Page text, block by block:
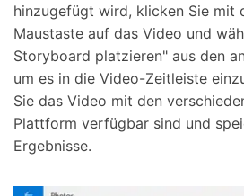
hinzugefügt wird, klicken Sie mit
Maustaste auf das Video und
Storyboard platzieren" aus den
um es in die Video-Zeitleiste
Sie das Video mit den
Plattform verfügbar sind und
Ergebnisse.